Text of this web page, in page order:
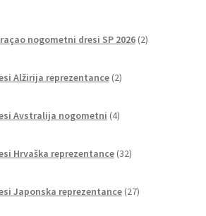
nogometni dresi SP 2026 2izdelka
Alžirija reprezentance 2izdelka
Avstralija nogometni 4izdelki
Hrvaška reprezentance 32izdelkov
Japonska reprezentance 27izdelkov